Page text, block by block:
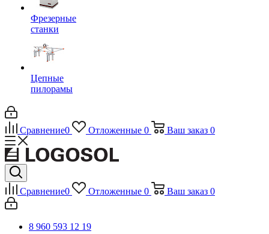
Фрезерные
станки
Цепные
пилорамы
Сравнение0 Отложенные 0 Ваш заказ 0
Сравнение0 Отложенные 0 Ваш заказ 0
8 960 593 12 19